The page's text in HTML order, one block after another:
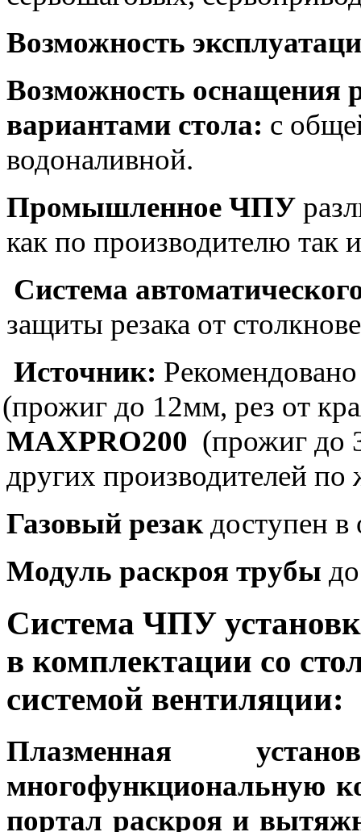
Возможность
Возможность оснащения
вариантами стола: с
водоналивной.
Промышленное ЧПУ
как по производителю так
Система
защиты резака от
Источник:
(прожиг до 12мм, рез от
MAXPRO200 (прожиг до
других производителей
Газовый резак доступен
Модуль раскроя трубы
Система ЧПУ
в комплектации со
системой вентиляции:
Плазменная
многофункциональную
портал раскроя и